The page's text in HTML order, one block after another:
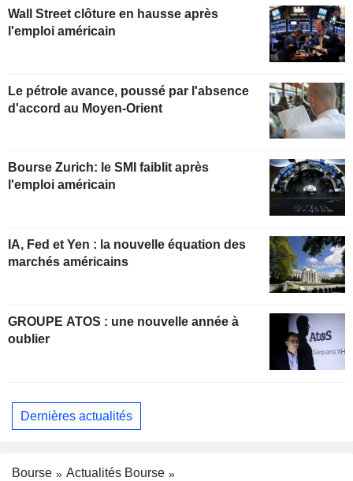
Wall Street clôture en hausse après
l'emploi américain
Le pétrole avance, poussé par l'absence
d'accord au Moyen-Orient
Bourse Zurich: le SMI faiblit après
l'emploi américain
IA, Fed et Yen : la nouvelle équation des
marchés américains
GROUPE ATOS : une nouvelle année à
oublier
Dernières actualités
Bourse
Actualités Bourse